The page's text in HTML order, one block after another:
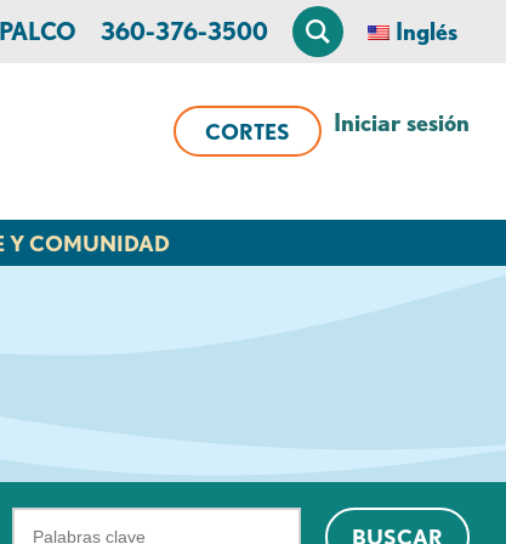
360-376-3500 Inglés
CORTES Iniciar sesión
Y COMUNIDAD
BUSCAR